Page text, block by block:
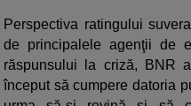
Perspectiva ratingului
de principalele agenţii de
răspunsului la criză, BNR
început să cumpere datoria